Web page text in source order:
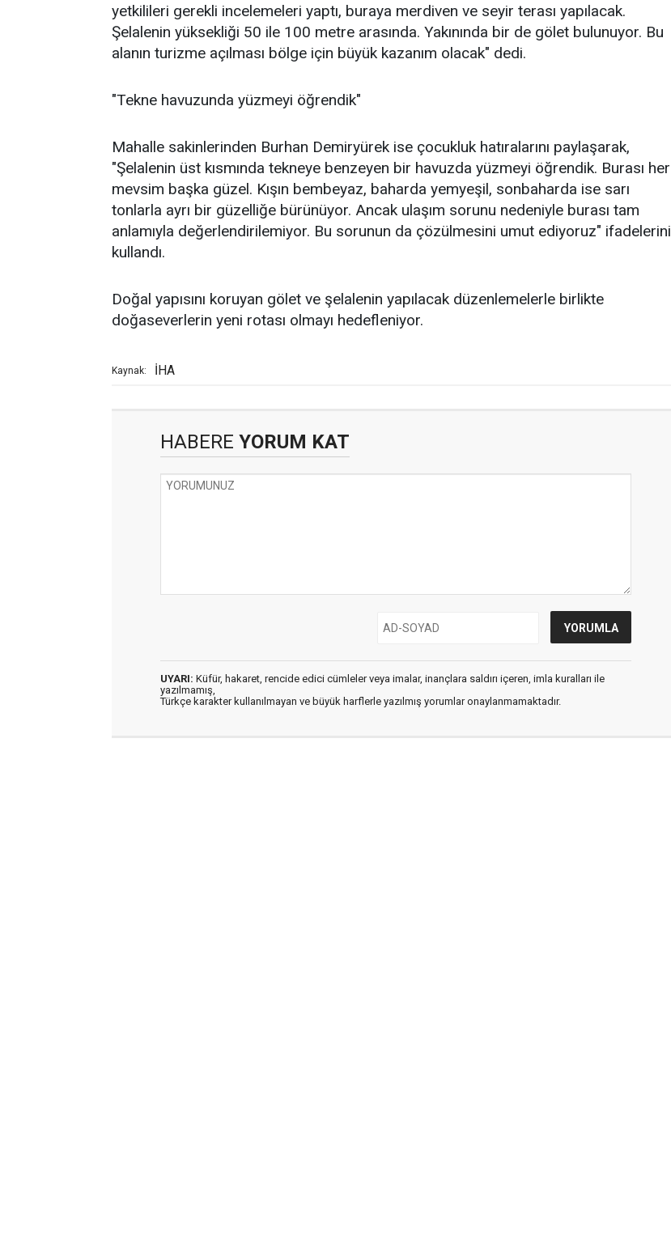
yetkilileri gerekli incelemeleri yaptı, buraya merdiven ve seyir terası yapılacak.
Şelalenin yüksekliği 50 ile 100 metre arasında. Yakınında bir de gölet bulunuyor. Bu
alanın turizme açılması bölge için büyük kazanım olacak" dedi.
"Tekne havuzunda yüzmeyi öğrendik"
Mahalle sakinlerinden Burhan Demiryürek ise çocukluk hatıralarını paylaşarak,
"Şelalenin üst kısmında tekneye benzeyen bir havuzda yüzmeyi öğrendik. Burası her
mevsim başka güzel. Kışın bembeyaz, baharda yemyeşil, sonbaharda ise sarı
tonlarla ayrı bir güzelliğe bürünüyor. Ancak ulaşım sorunu nedeniyle burası tam
anlamıyla değerlendirilemiyor. Bu sorunun da çözülmesini umut ediyoruz" ifadelerini
kullandı.
Doğal yapısını koruyan gölet ve şelalenin yapılacak düzenlemelerle birlikte
doğaseverlerin yeni rotası olmayı hedefleniyor.
Kaynak: İHA
HABERE YORUM KAT
UYARI: Küfür, hakaret, rencide edici cümleler veya imalar, inançlara saldırı içeren, imla kuralları ile
yazılmamış,
Türkçe karakter kullanılmayan ve büyük harflerle yazılmış yorumlar onaylanmamaktadır.